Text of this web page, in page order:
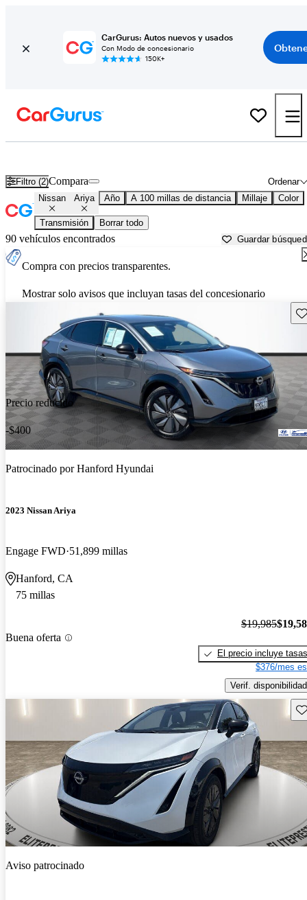
CarGurus: Autos nuevos y usados
Con Modo de concesionario
150K+
Filtro (2) Ordenar
Compara
Nissan Ariya Año A 100 millas de distancia Millaje Color
Transmisión Borrar todo
90 vehículos encontrados Guardar
Compra con precios transparentes.
Mostrar solo avisos que incluyan tasas del concesionario
Precio reducido
-$400
Patrocinado porHanford Hyundai
2023 Nissan Ariya
Engage FWD 51,899 millas
Hanford, CA
75 millas
Buena oferta
$19,985
El precio incluye tasas
$376/mes
Verif. disponibilidad
Aviso patrocinado